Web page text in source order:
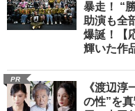
暴走！ “
助演も全
爆誕！【
輝いた作
PR
《渡辺
の性”を